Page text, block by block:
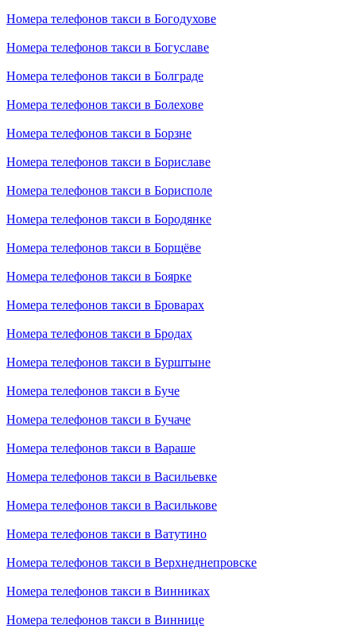
Номера телефонов такси в Богодухове
Номера телефонов такси в Богуславе
Номера телефонов такси в Болграде
Номера телефонов такси в Болехове
Номера телефонов такси в Борзне
Номера телефонов такси в Бориславе
Номера телефонов такси в Борисполе
Номера телефонов такси в Бородянке
Номера телефонов такси в Борщёве
Номера телефонов такси в Боярке
Номера телефонов такси в Броварах
Номера телефонов такси в Бродах
Номера телефонов такси в Бурштыне
Номера телефонов такси в Буче
Номера телефонов такси в Бучаче
Номера телефонов такси в Вараше
Номера телефонов такси в Васильевке
Номера телефонов такси в Василькове
Номера телефонов такси в Ватутино
Номера телефонов такси в Верхнеднепровске
Номера телефонов такси в Винниках
Номера телефонов такси в Виннице